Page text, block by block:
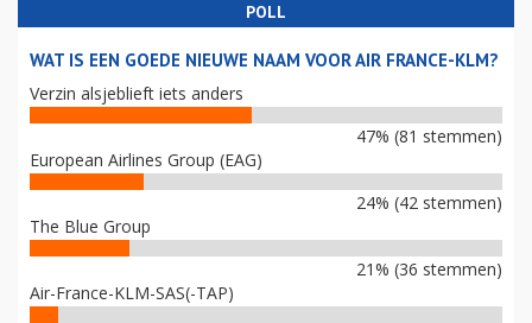
POLL
WAT IS EEN GOEDE NIEUWE NAAM VOOR AIR FRANCE-KLM?
Verzin alsjeblieft iets anders
47% (81 stemmen)
European Airlines Group (EAG)
24% (42 stemmen)
The Blue Group
21% (36 stemmen)
Air-France-KLM-SAS(-TAP)